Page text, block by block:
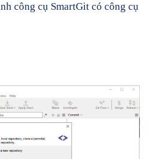
công cụ SmartGit có công cụ